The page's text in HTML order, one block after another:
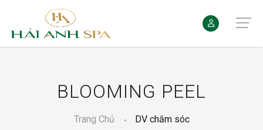
BLOOMING PEEL
Trang Chủ DV chăm sóc